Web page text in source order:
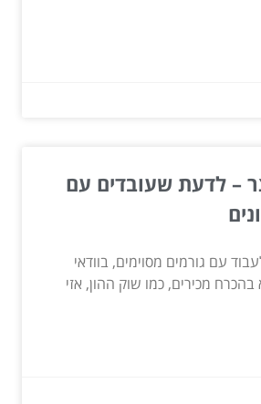
– לדעת שעובדים עם
עם גורמים מסוימים, בוודאי
מכירים, כמו שוק ההון, אזי